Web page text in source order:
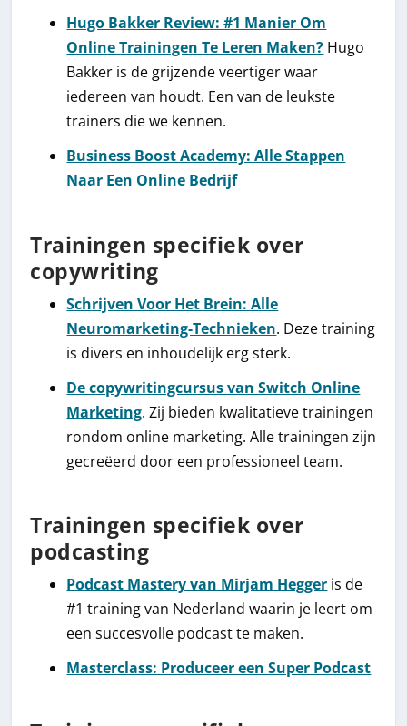
Hugo Bakker Review: #1 Manier Om
Online Trainingen Te Leren Maken? Hugo
Bakker is de grijzende veertiger waar
iedereen van houdt. Een van de leukste
trainers die we kennen.
Business Boost Academy: Alle Stappen
Naar Een Online Bedrijf
Trainingen specifiek over
copywriting
Schrijven Voor Het Brein: Alle
Neuromarketing-Technieken. Deze training
is divers en inhoudelijk erg sterk.
De copywritingcursus van Switch Online
Marketing. Zij bieden kwalitatieve trainingen
rondom online marketing. Alle trainingen zijn
gecreëerd door een professioneel team.
Trainingen specifiek over
podcasting
Podcast Mastery van Mirjam Hegger is de
#1 training van Nederland waarin je leert om
een succesvolle podcast te maken.
Masterclass: Produceer een Super Podcast